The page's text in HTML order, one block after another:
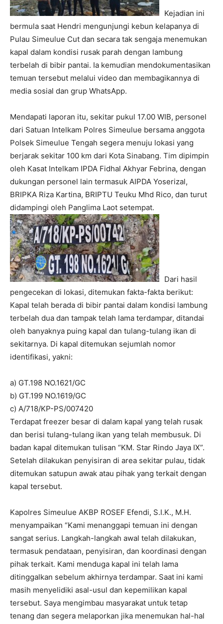
Kejadian ini
bermula saat Hendri mengunjungi kebun kelapanya di
Pulau Simeulue Cut dan secara tak sengaja menemukan
kapal dalam kondisi rusak parah dengan lambung
terbelah di bibir pantai. Ia kemudian mendokumentasikan
temuan tersebut melalui video dan membagikannya di
media sosial dan grup WhatsApp.
Mendapati laporan itu, sekitar pukul 17.00 WIB, personel
dari Satuan Intelkam Polres Simeulue bersama anggota
Polsek Simeulue Tengah segera menuju lokasi yang
berjarak sekitar 100 km dari Kota Sinabang. Tim dipimpin
oleh Kasat Intelkam IPDA Fidhal Akhyar Febrina, dengan
dukungan personel lain termasuk AIPDA Yoserizal,
BRIPKA Riza Kartina, BRIPTU Teuku Mhd Rico, dan turut
didampingi oleh Panglima Laot setempat.
Dari hasil
pengecekan di lokasi, ditemukan fakta-fakta berikut:
Kapal telah berada di bibir pantai dalam kondisi lambung
terbelah dua dan tampak telah lama terdampar, ditandai
oleh banyaknya puing kapal dan tulang-tulang ikan di
sekitarnya. Di kapal ditemukan sejumlah nomor
identifikasi, yakni:
a) GT.198 NO.1621/GC
b) GT.199 NO.1619/GC
c) A/718/KP-PS/007420
Terdapat freezer besar di dalam kapal yang telah rusak
dan berisi tulang-tulang ikan yang telah membusuk. Di
badan kapal ditemukan tulisan “KM. Star Rindo Jaya IX”.
Setelah dilakukan penyisiran di area sekitar pulau, tidak
ditemukan satupun awak atau pihak yang terkait dengan
kapal tersebut.
Kapolres Simeulue AKBP ROSEF Efendi, S.I.K., M.H.
menyampaikan “Kami menanggapi temuan ini dengan
sangat serius. Langkah-langkah awal telah dilakukan,
termasuk pendataan, penyisiran, dan koordinasi dengan
pihak terkait. Kami menduga kapal ini telah lama
ditinggalkan sebelum akhirnya terdampar. Saat ini kami
masih menyelidiki asal-usul dan kepemilikan kapal
tersebut. Saya mengimbau masyarakat untuk tetap
tenang dan segera melaporkan jika menemukan hal-hal